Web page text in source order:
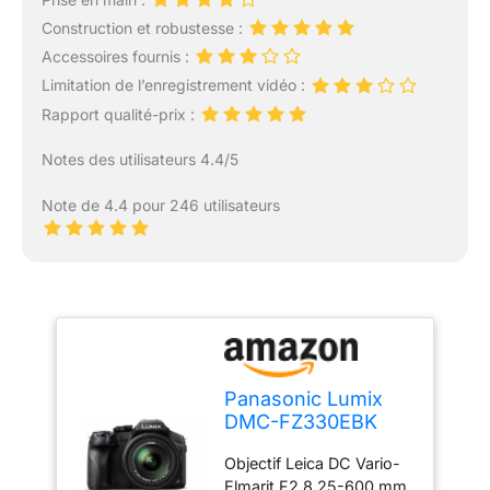
Construction et robustesse :
Accessoires fournis :
Limitation de l’enregistrement vidéo :
Rapport qualité-prix :
Notes des utilisateurs 4.4/5
Note de 4.4 pour 246 utilisateurs
Panasonic Lumix
DMC-FZ330EBK
25 - 600 mm Zoom
Objectif Leica DC Vario-